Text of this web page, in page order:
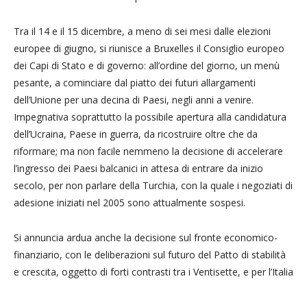
Tra il 14 e il 15 dicembre, a meno di sei mesi dalle elezioni
europee di giugno, si riunisce a Bruxelles il Consiglio europeo
dei Capi di Stato e di governo: all’ordine del giorno, un menù
pesante, a cominciare dal piatto dei futuri allargamenti
dell’Unione per una decina di Paesi, negli anni a venire.
Impegnativa soprattutto la possibile apertura alla candidatura
dell’Ucraina, Paese in guerra, da ricostruire oltre che da
riformare; ma non facile nemmeno la decisione di accelerare
l’ingresso dei Paesi balcanici in attesa di entrare da inizio
secolo, per non parlare della Turchia, con la quale i negoziati di
adesione iniziati nel 2005 sono attualmente sospesi.
Si annuncia ardua anche la decisione sul fronte economico-
finanziario, con le deliberazioni sul futuro del Patto di stabilità
e crescita, oggetto di forti contrasti tra i Ventisette, e per l’Italia